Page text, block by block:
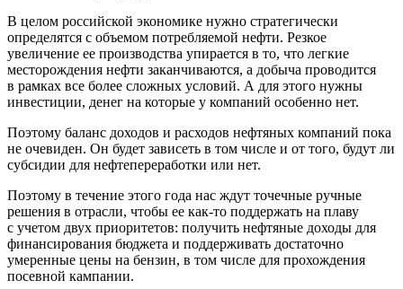
В целом российской экономике нужно стратегически
определятся с объемом потребляемой нефти. Резкое
увеличение ее производства упирается в то, что легкие
месторождения нефти заканчиваются, а добыча проводится
в рамках все более сложных условий. А для этого нужны
инвестиции, денег на которые у компаний особенно нет.
Поэтому баланс доходов и расходов нефтяных компаний пока
не очевиден. Он будет зависеть в том числе и от того, будут ли
субсидии для нефтепереработки или нет.
Поэтому в течение этого года нас ждут точечные ручные
решения в отрасли, чтобы ее как-то поддержать на плаву
с учетом двух приоритетов: получить нефтяные доходы для
финансирования бюджета и поддерживать достаточно
умеренные цены на бензин, в том числе для прохождения
посевной кампании.